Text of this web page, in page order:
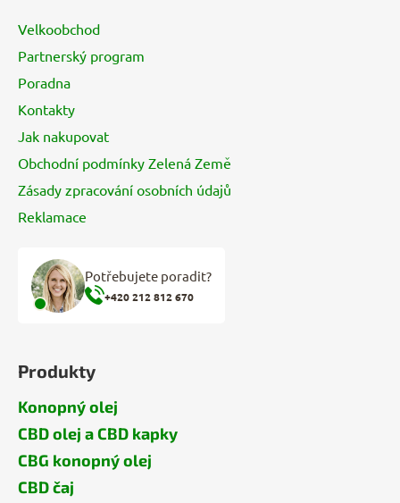
Velkoobchod
Partnerský program
Poradna
Kontakty
Jak nakupovat
Obchodní podmínky Zelená Země
Zásady zpracování osobních údajů
Reklamace
Potřebujete poradit?
+420 212 812 670
Produkty
Konopný olej
CBD olej a CBD kapky
CBG konopný olej
CBD čaj